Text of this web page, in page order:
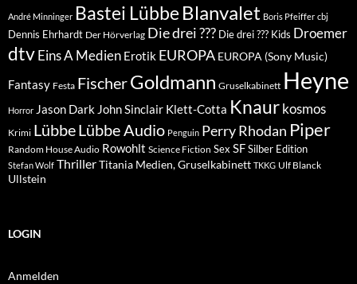
André Minninger Bastei Lübbe Blanvalet Boris Pfeiffer cbj
Dennis Ehrhardt Der Hörverlag Die drei ??? Die drei ??? Kids Droemer
dtvEins A Medien Erotik EUROPA EUROPA (Sony Music)
Fantasy Festa FischerGoldmann Gruselkabinett Heyne
Horror Jason Dark John Sinclair Klett-Cotta Knaur kosmos
Krimi LübbeLübbe Audio Penguin Perry Rhodan Piper
Random House Audio Rowohlt Science Fiction Sex SFSilber Edition
Stefan Wolf ThrillerTitania Medien, Gruselkabinett TKKG Ulf Blanck
Ullstein
LOGIN
Anmelden